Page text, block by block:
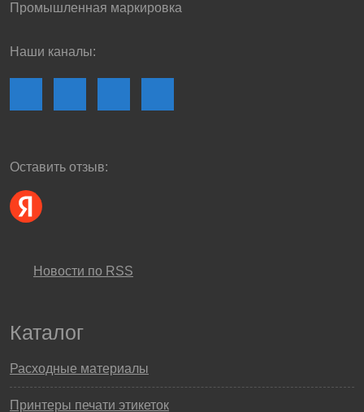
Промышленная маркировка
Наши каналы:
Оставить отзыв:
Новости по RSS
Каталог
Расходные материалы
Принтеры печати этикеток